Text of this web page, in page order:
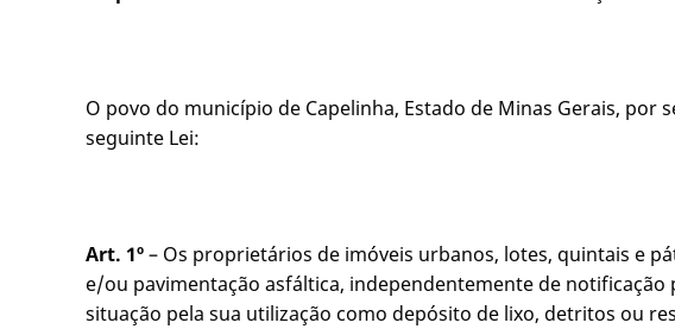
O povo do município de Capelinha, Estado de Minas Gerais,
seguinte Lei:
Art. 1º– Os proprietários de imóveis urbanos, lotes, quintais e
e/ou pavimentação asfáltica, independentemente de
situação pela sua utilização como depósito de lixo, detritos ou